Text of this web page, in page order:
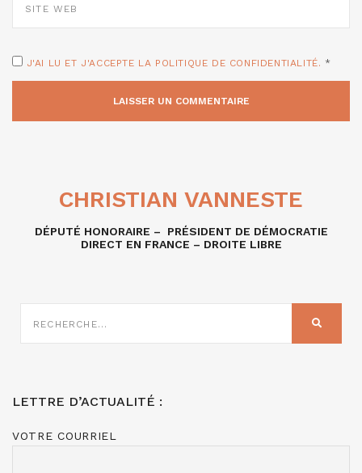
WEB
J'AI LU ET J'ACCEPTE LA POLITIQUE DE CONFIDENTIALITÉ. *
CHRISTIAN VANNESTE
DÉPUTÉ HONORAIRE – PRÉSIDENT DE DÉMOCRATIE
DIRECT EN FRANCE – DROITE LIBRE
SUR
LETTRE D’ACTUALITÉ :
VOTRE COURRIEL